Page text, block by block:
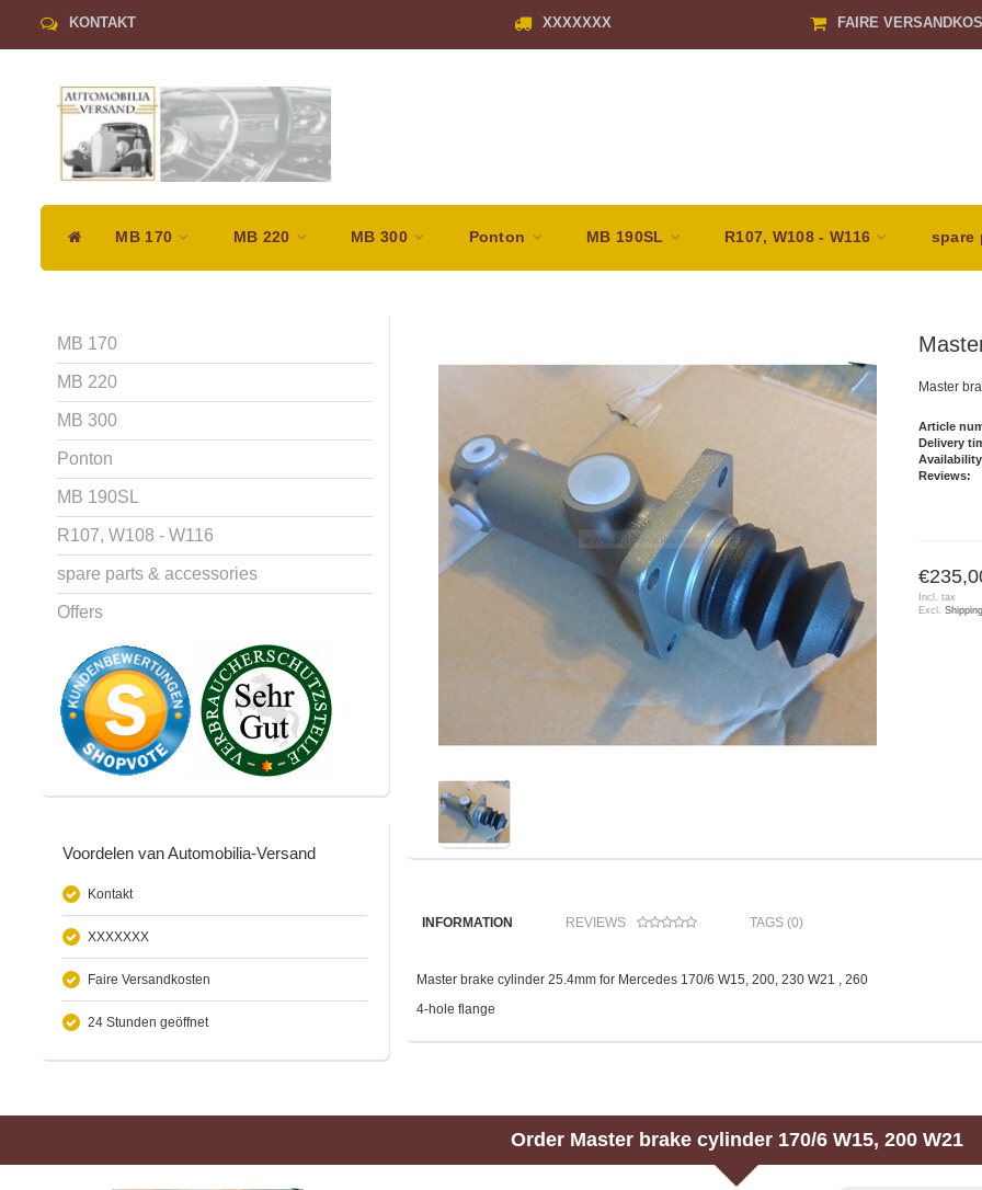
KONTAKT XXXXXXX FAIRE
MB 170 MB 220 MB 300 Ponton MB 190SL R107, W108 - W116 spare
MB 170
MB 220
MB 300
Ponton
MB 190SL
R107, W108 - W116
spare parts & accessories
Offers
Voordelen van Automobilia-Versand
Kontakt
XXXXXXX
Faire Versandkosten
24 Stunden geöffnet
Master
Article
Delivery
Reviews:
Incl. tax
Excl.
INFORMATION REVIEWS TAGS (0)
Master brake cylinder 25.4mm for Mercedes 170/6 W15, 200, 230 W21 , 260
4-hole flange
Order Master brake cylinder 170/6 W15, 200 W21